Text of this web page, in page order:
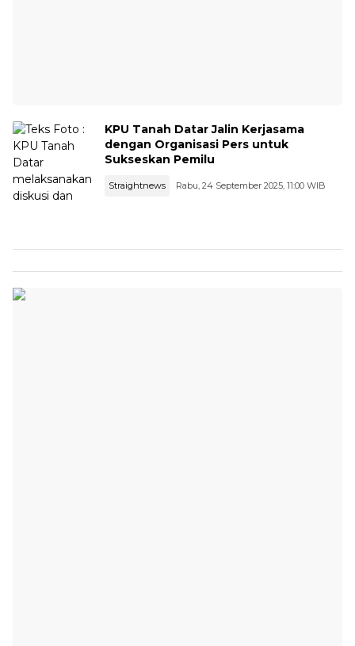
KPU Tanah Datar Jalin Kerjasama
dengan Organisasi Pers untuk
Sukseskan Pemilu
Straightnews Rabu, 24 September 2025, 11:00 WIB